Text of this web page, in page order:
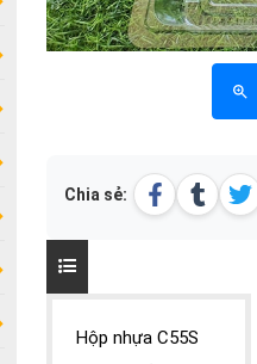
Chia sẻ:
Hộp nhựa C55S